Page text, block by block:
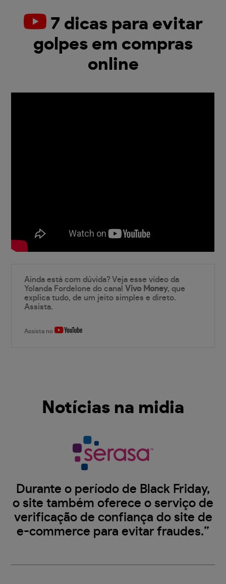
7 dicas para evitar
golpes em compras
online
Ainda está com dúvida? Veja esse vídeo da
Yolanda Fordelone do canal Vivo Money, que
explica tudo, de um jeito simples e direto.
Assista.
Assista no
Notícias na midia
Durante o período de Black Friday,
o site também oferece o serviço de
verificação de confiança do site de
e-commerce para evitar fraudes.”